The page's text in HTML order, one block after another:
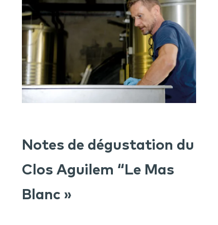
Notes de dégustation du
Clos Aguilem “Le Mas
Blanc »